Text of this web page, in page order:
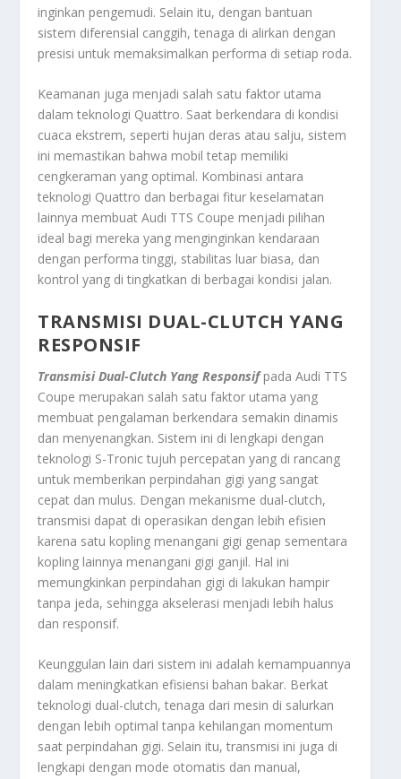
inginkan pengemudi. Selain itu, dengan bantuan
sistem diferensial canggih, tenaga di alirkan dengan
presisi untuk memaksimalkan performa di setiap roda.
Keamanan juga menjadi salah satu faktor utama
dalam teknologi Quattro. Saat berkendara di kondisi
cuaca ekstrem, seperti hujan deras atau salju, sistem
ini memastikan bahwa mobil tetap memiliki
cengkeraman yang optimal. Kombinasi antara
teknologi Quattro dan berbagai fitur keselamatan
lainnya membuat Audi TTS Coupe menjadi pilihan
ideal bagi mereka yang menginginkan kendaraan
dengan performa tinggi, stabilitas luar biasa, dan
kontrol yang di tingkatkan di berbagai kondisi jalan.
TRANSMISI DUAL-CLUTCH YANG
RESPONSIF
Transmisi Dual-Clutch Yang Responsifpada Audi TTS
Coupe merupakan salah satu faktor utama yang
membuat pengalaman berkendara semakin dinamis
dan menyenangkan. Sistem ini di lengkapi dengan
teknologi S-Tronic tujuh percepatan yang di rancang
untuk memberikan perpindahan gigi yang sangat
cepat dan mulus. Dengan mekanisme dual-clutch,
transmisi dapat di operasikan dengan lebih efisien
karena satu kopling menangani gigi genap sementara
kopling lainnya menangani gigi ganjil. Hal ini
memungkinkan perpindahan gigi di lakukan hampir
tanpa jeda, sehingga akselerasi menjadi lebih halus
dan responsif.
Keunggulan lain dari sistem ini adalah kemampuannya
dalam meningkatkan efisiensi bahan bakar. Berkat
teknologi dual-clutch, tenaga dari mesin di salurkan
dengan lebih optimal tanpa kehilangan momentum
saat perpindahan gigi. Selain itu, transmisi ini juga di
lengkapi dengan mode otomatis dan manual,